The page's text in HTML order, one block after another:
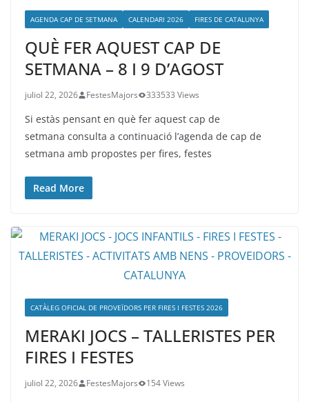
AGENDA CAP DE SETMANA CALENDARI 2026 FIRES DE CATALUNYA
QUÈ FER AQUEST CAP DE
SETMANA – 8 I 9 D’AGOST
juliol 22, 2026 FestesMajors 333533 Views
Si estàs pensant en què fer aquest cap de
setmana consulta a continuació l’agenda de cap de
setmana amb propostes per fires, festes
Read More
CATÀLEG OFICIAL DE PROVEÏDORS PER FIRES I FESTES 2026
MERAKI JOCS – TALLERISTES PER
FIRES I FESTES
juliol 22, 2026 FestesMajors 154 Views